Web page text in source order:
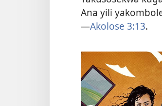
Ana yili
—Akolose 3:13.